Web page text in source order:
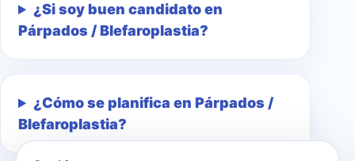
¿Si soy buen candidato en
Párpados / Blefaroplastia?
¿Cómo se planifica en Párpados /
Blefaroplastia?